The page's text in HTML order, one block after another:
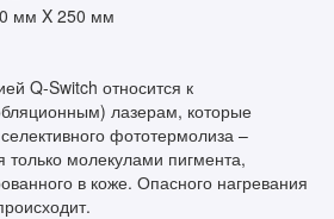
мм X 250 мм
Q-Switch относится к
лазерам, которые
фототермолиза –
только молекулами пигмента,
в коже. Опасного нагревания